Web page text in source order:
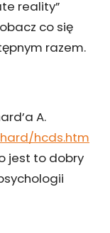
reality”
co się
razem.
A.
hcds.htm
jest to dobry